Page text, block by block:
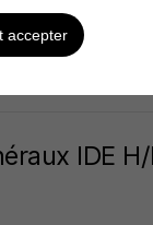
IDE
accepter